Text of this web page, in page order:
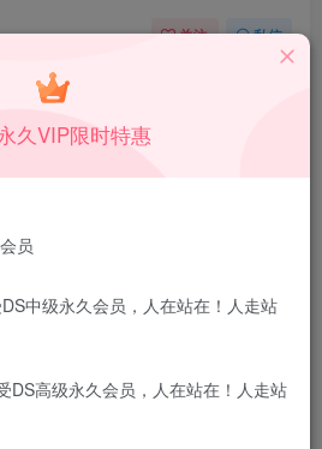
关注 私信
含几十款功能王者战力查询
后查看
立即购买
时
极速下载 安全绿色 网盘下载
久VIP限时特惠
员
中级永久会员，人在站在！人走站
DS高级永久会员，人在站在！人走站